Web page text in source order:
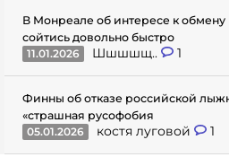
В Монреале об интересе к
сойтись довольно быстро
11.01.2026
Шшшшщ.. 1
Финны об отказе российской
«страшная русофобия
05.01.2026
костя луговой 1